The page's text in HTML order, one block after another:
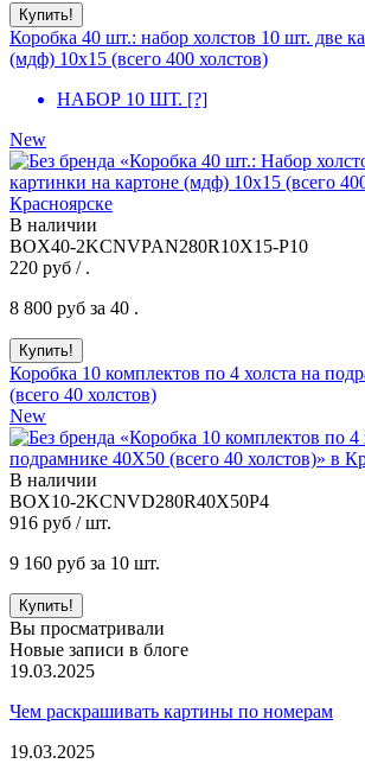
Коробка 40 шт.: набор холстов 10 шт. две
(мдф) 10x15 (всего 400 холстов)
НАБОР 10 ШТ. [?]
New
В наличии
BOX40-2KCNVPAN280R10X15-P10
220 руб / .
8 800 руб за 40 .
Коробка 10 комплектов по 4 холста на
(всего 40 холстов)
New
В наличии
BOX10-2KCNVD280R40X50P4
916 руб / шт.
9 160 руб за 10 шт.
Вы просматривали
Новые записи в блоге
19.03.2025
Чем раскрашивать картины по номерам
19.03.2025